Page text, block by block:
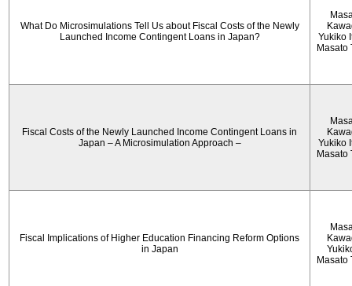
What Do Microsimulations Tell Us about Fiscal Costs of the Newly
Launched Income Contingent Loans in Japan?
Yukiko
Masato
Fiscal Costs of the Newly Launched Income Contingent Loans in
Japan – A Microsimulation Approach –
Yukiko
Masato
Fiscal Implications of Higher Education Financing Reform Options
in Japan
Masato